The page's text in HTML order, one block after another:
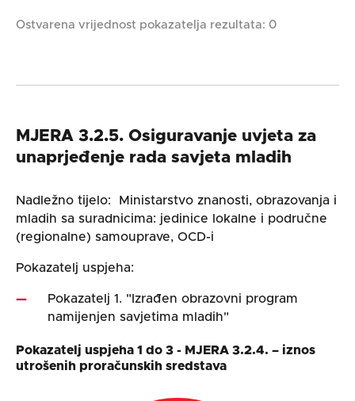
Ostvarena vrijednost pokazatelja rezultata: 0
MJERA 3.2.5. Osiguravanje uvjeta za
unaprjeđenje rada savjeta mladih
Nadležno tijelo: Ministarstvo znanosti, obrazovanja i
mladih sa suradnicima: jedinice lokalne i područne
(regionalne) samouprave, OCD-i
Pokazatelj uspjeha:
Pokazatelj 1. "Izrađen obrazovni program
namijenjen savjetima mladih"
Pokazatelj uspjeha 1 do 3 - MJERA 3.2.4. – iznos
utrošenih proračunskih sredstava